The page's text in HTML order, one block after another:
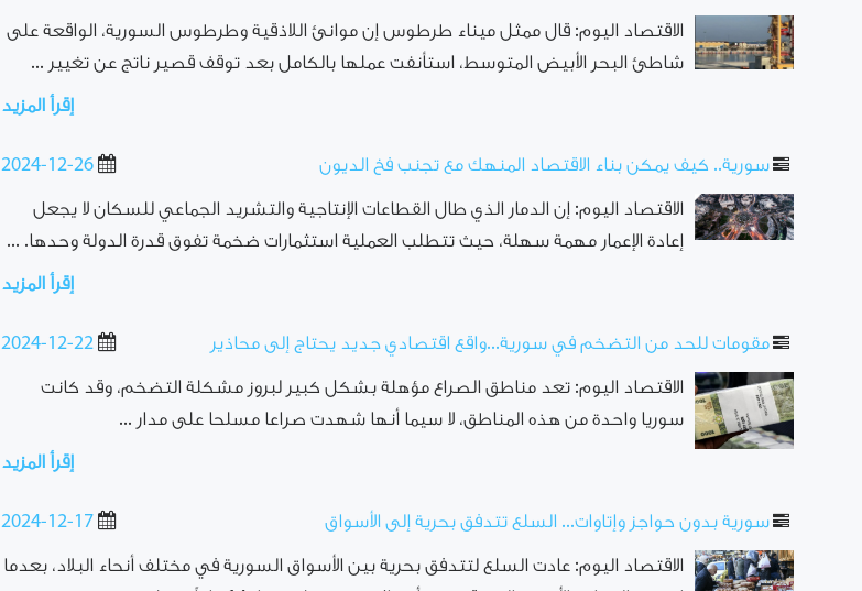
الاقتصاد اليوم: قال ممثل ميناء طرطوس إن موانئ اللاذقية وطرطوس السورية، الواقعة على
شاطئ البحر الأبيض المتوسط، استأنفت عملها بالكامل بعد توقف قصير ناتج عن تغيير ...
إقرأ المزيد
2024-12-26 سورية.. كيف يمكن بناء الاقتصاد المنهك مع تجنب فخ الديون
الاقتصاد اليوم: إن الدمار الذي طال القطاعات الإنتاجية والتشريد الجماعي للسكان لا يجعل
إعادة الإعمار مهمة سهلة، حيث تتطلب العملية استثمارات ضخمة تفوق قدرة الدولة وحدها. ...
إقرأ المزيد
2024-12-22 مقومات للحد من التضخم في سورية...واقع اقتصادي جديد يحتاج إلى محاذير
الاقتصاد اليوم: تعد مناطق الصراع مؤهلة بشكل كبير لبروز مشكلة التضخم، وقد كانت
سوريا واحدة من هذه المناطق، لا سيما أنها شهدت صراعا مسلحا على مدار ...
إقرأ المزيد
2024-12-17 سورية بدون حواجز وإتاوات... السلع تتدفق بحرية إلى الأسواق
الاقتصاد اليوم: عادت السلع لتتدفق بحرية بين الأسواق السورية في مختلف أنحاء البلاد، بعدما